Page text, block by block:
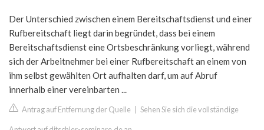
Der Unterschied zwischen einem Bereitschaftsdienst und einer
Rufbereitschaft liegt darin begründet, dass bei einem
Bereitschaftsdienst eine Ortsbeschränkung vorliegt, während
sich der Arbeitnehmer bei einer Rufbereitschaft an einem von
ihm selbst gewählten Ort aufhalten darf, um auf Abruf
innerhalb einer vereinbarten ...
Antrag auf Entfernung der Quelle Sehen Sie sich die vollständige